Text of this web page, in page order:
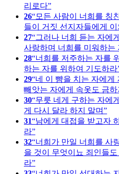
리로다
26 모든 사람이 너희를 칭
들이 거짓 선지자들에게
27 그러나 너희 듣는 자에
사랑하며 너희를 미워하는
28 너희를 저주하는 자를
하는 자를 위하여 기도하라
29 네 이 뺨을 치는 자에게
빼앗는 자에게 속옷도 금
30 무릇 네게 구하는 자에
게 다시 달라 하지 말며
31 남에게 대접을 받고자
라
32 너희가 만일 너희를 사
을 것이 무엇이뇨 죄인들
라